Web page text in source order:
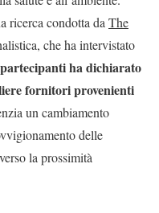
ricerca condotta da The
che ha intervistato
ha dichiarato
fornitori provenienti
un cambiamento
delle
la prossimità